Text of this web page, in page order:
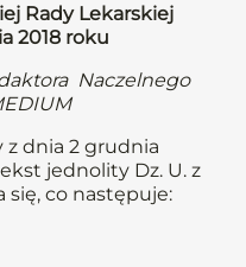
Rady Lekarskiej
2018 roku
Naczelnego
z dnia 2 grudnia
jednolity Dz. U. z
się, co następuje: